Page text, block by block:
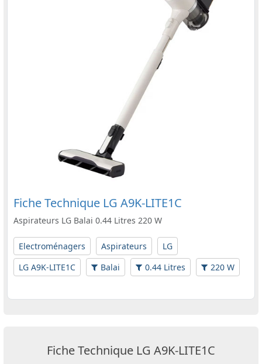
Fiche Technique LG A9K-LITE1C
Aspirateurs LG Balai 0.44 Litres 220 W
Electroménagers Aspirateurs
LG
LG A9K-LITE1C
Balai 0.44 Litres 220 W
Fiche Technique LG A9K-LITE1C